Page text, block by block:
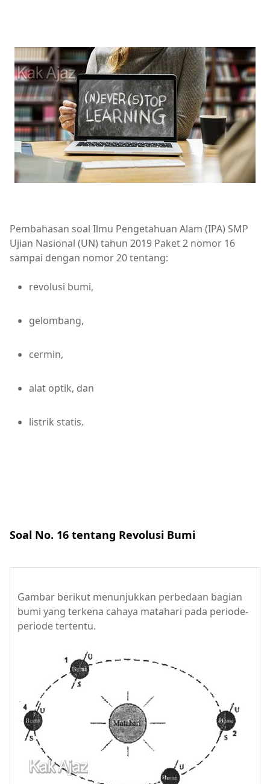
Pembahasan soal Ilmu Pengetahuan Alam (IPA) SMP
Ujian Nasional (UN) tahun 2019 Paket 2 nomor 16
sampai dengan nomor 20 tentang:
revolusi bumi,
gelombang,
cermin,
alat optik, dan
listrik statis.
Soal No. 16 tentang Revolusi Bumi
Gambar berikut menunjukkan perbedaan bagian
bumi yang terkena cahaya matahari pada periode-
periode tertentu.